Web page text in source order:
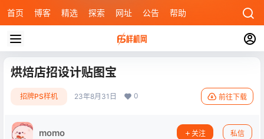
首页 博客 精选 探索 网址 公告 帮助
烘焙店招设计贴图宝
招牌PS样机 23年8月31日 0 前往下载
momo 关注 私信